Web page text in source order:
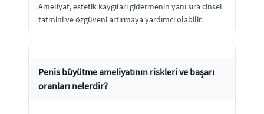
Ameliyat, estetik kaygıları gidermenin yanı sıra cinsel
tatmini ve özgüveni artırmaya yardımcı olabilir.
Penis büyütme ameliyatının riskleri ve başarı
oranları nelerdir?